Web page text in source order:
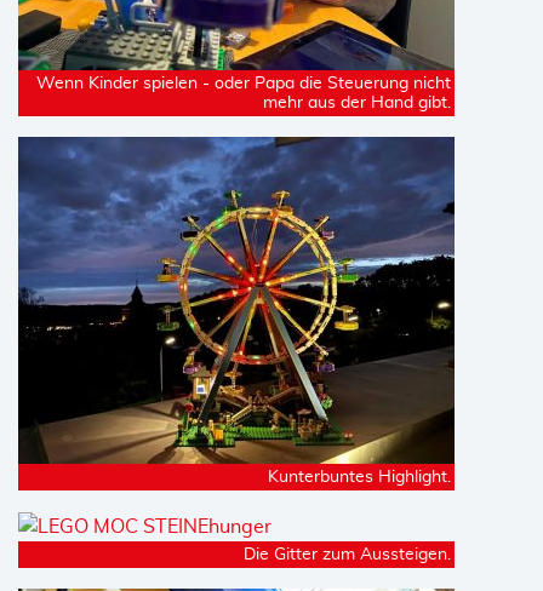
Wenn Kinder spielen - oder Papa die Steuerung nicht
mehr aus der Hand gibt.
Kunterbuntes Highlight.
Die Gitter zum Aussteigen.